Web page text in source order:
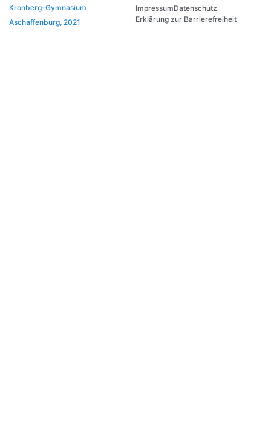
Kronberg-Gymnasium
Aschaffenburg, 2021
ImpressumDatenschutz
Erklärung zur Barrierefreiheit